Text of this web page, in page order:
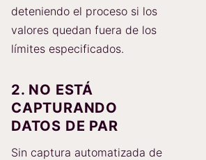
deteniendo el proceso si los
valores quedan fuera de los
límites especificados.
2. NO ESTÁ
CAPTURANDO
DATOS DE PAR
Sin captura automatizada de